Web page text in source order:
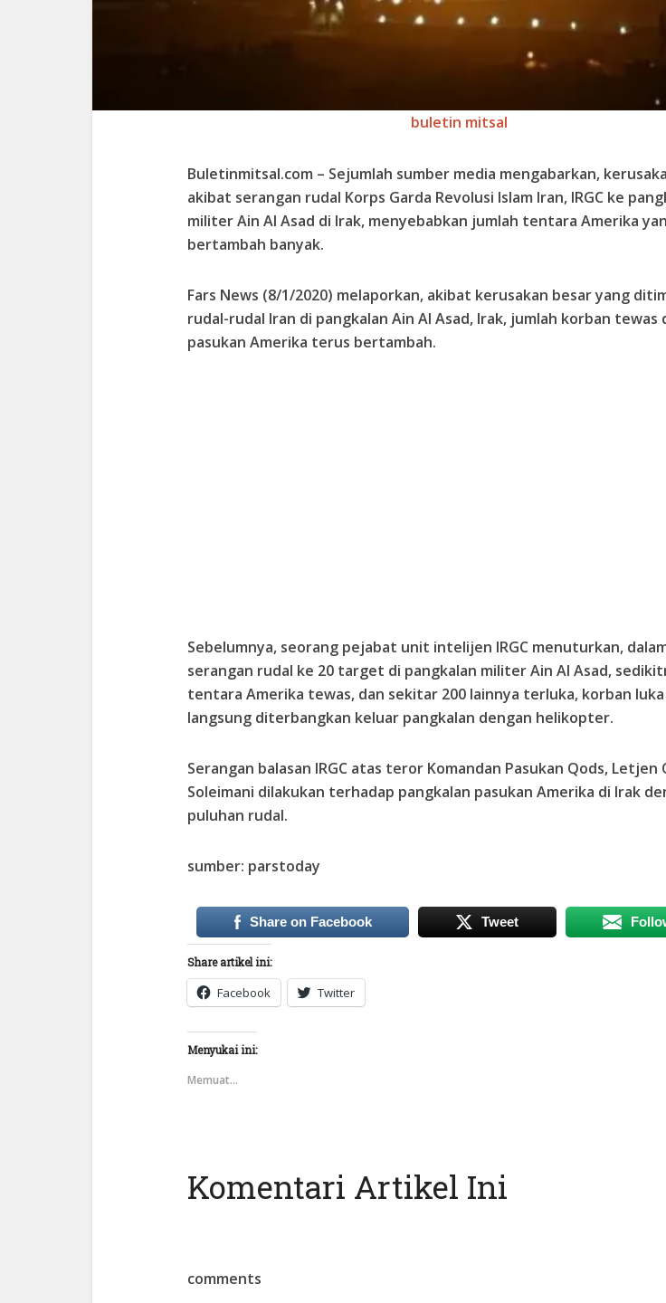
buletin mitsal
Buletinmitsal.com – Sejumlah sumber media mengabarkan,
akibat serangan rudal Korps Garda Revolusi Islam Iran, IRGC ke
militer Ain Al Asad di Irak, menyebabkan jumlah tentara Amerika
bertambah banyak.
Fars News (8/1/2020) melaporkan, akibat kerusakan besar yang
rudal-rudal Iran di pangkalan Ain Al Asad, Irak, jumlah korban tewas
pasukan Amerika terus bertambah.
Sebelumnya, seorang pejabat unit intelijen IRGC menuturkan,
serangan rudal ke 20 target di pangkalan militer Ain Al Asad,
tentara Amerika tewas, dan sekitar 200 lainnya terluka, korban luka
langsung diterbangkan keluar pangkalan dengan helikopter.
Serangan balasan IRGC atas teror Komandan Pasukan Qods, Letjen
Soleimani dilakukan terhadap pangkalan pasukan Amerika di Irak
puluhan rudal.
sumber: parstoday
Share on Facebook Tweet
Share artikel ini:
Facebook Twitter
Menyukai ini:
Memuat...
Komentari Artikel Ini
comments